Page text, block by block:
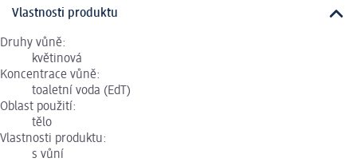
Vlastnosti produktu
Druhy vůně:
květinová
Koncentrace vůně:
toaletní voda (EdT)
Oblast použití:
tělo
Vlastnosti produktu:
s vůní